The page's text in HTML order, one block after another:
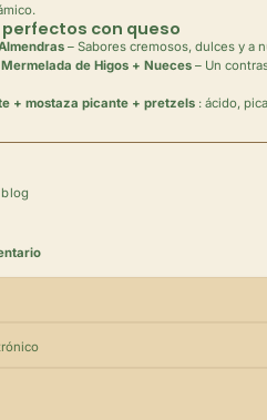
con queso
– Sabores cremosos, dulces y a
de Higos + Nueces – Un
+ mostaza picante + pretzels : ácido,